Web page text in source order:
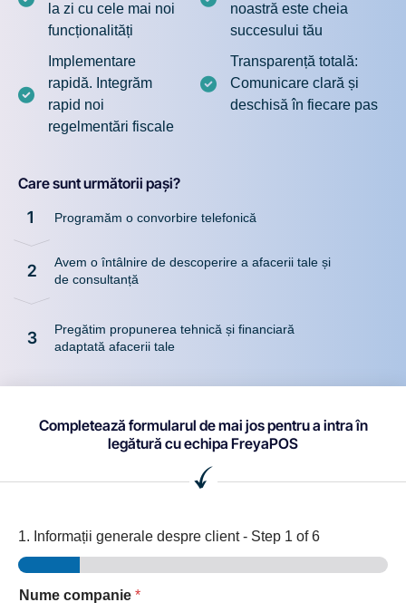
la zi cu cele mai noi
funcționalități
Implementare
rapidă. Integrăm
rapid noi
regelmentări fiscale
noastră este cheia
succesului tău
Transparență totală:
Comunicare clară și
deschisă în fiecare pas
Care sunt următorii pași?
1 Programăm o convorbire telefonică
2
Avem o întâlnire de descoperire a afacerii tale și
de consultanță
3
Pregătim propunerea tehnică și financiară
adaptată afacerii tale
Completează formularul de mai jos pentru a intra în
legătură cu echipa FreyaPOS
1. Informații generale despre client- Step 1 of 6
Nume companie *